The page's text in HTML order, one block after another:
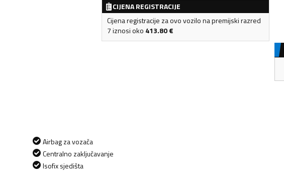
CIJENA REGISTRACIJE
Cijena registracije za ovo vozilo na premijski razred
7 iznosi oko 413.80€
Airbag za vozača
Centralno zaključavanje
Isofix sjedišta